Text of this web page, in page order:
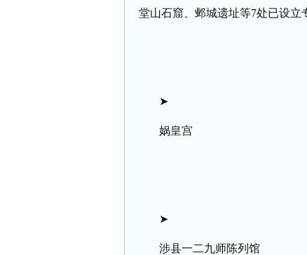
堂山石窟、邺城遗址等7处已设立
➤
娲皇宫
➤
涉县一二九师陈列馆